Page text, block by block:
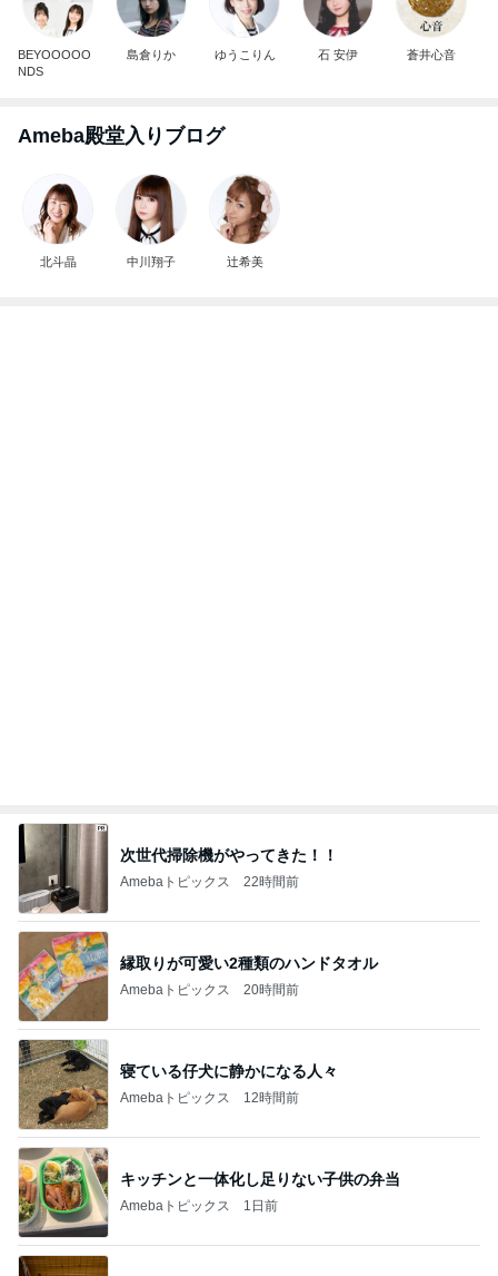
BEYOOOOO
NDS
島倉りか ゆうこりん 石 安伊 蒼井心音
Ameba殿堂入りブログ
北斗晶 中川翔子 辻希美
次世代掃除機がやってきた！！
Amebaトピックス 22時間前
縁取りが可愛い2種類のハンドタオル
Amebaトピックス 20時間前
寝ている仔犬に静かになる人々
Amebaトピックス 12時間前
キッチンと一体化し足りない子供の弁当
Amebaトピックス 1日前